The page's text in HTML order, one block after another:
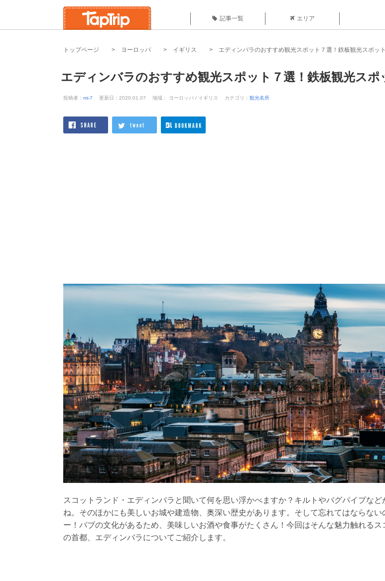
記事一覧 エリア
トップページ ヨーロッパ イギリス エディンバラのおすすめ観光スポット７選！鉄板観光スポッ
エディンバラのおすすめ観光スポット７選！鉄板観光スポ
投稿者： mi-7 更新日：2020.01.07 地域： ヨーロッパ / イギリス カテゴリ： 観光名所
スコットランド・エディンバラと聞いて何を思い浮かべますか？キルトやバグパイプなど
ね。そのほかにも美しいお城や建造物、奥深い歴史があります。そして忘れてはならない
ー！パブの文化があるため、美味しいお酒や食事がたくさん！今回はそんな魅力触れるス
の首都、エディンバラについてご紹介します。